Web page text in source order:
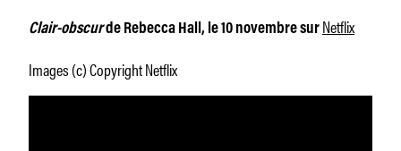
Clair-obscurde Rebecca Hall, le 10 novembre sur Netflix
Images (c) Copyright Netflix